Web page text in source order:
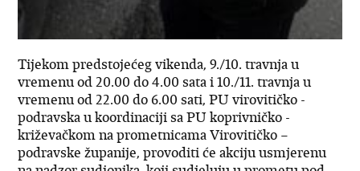
Tijekom predstojećeg vikenda, 9./10. travnja u
vremenu od 20.00 do 4.00 sata i 10./11. travnja u
vremenu od 22.00 do 6.00 sati, PU virovitičko -
podravska u koordinaciji sa PU koprivničko -
križevačkom na prometnicama Virovitičko –
podravske županije, provoditi će akciju usmjerenu